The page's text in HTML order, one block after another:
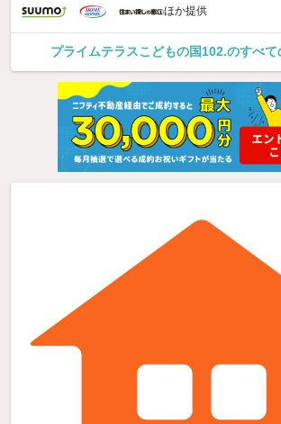
ほか提供
プライムテラスこどもの国102.のすべて